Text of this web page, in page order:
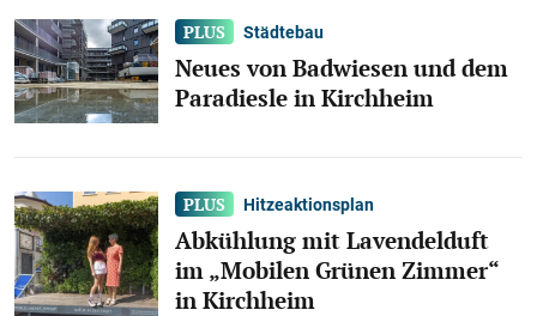
Städtebau
Neues von Badwiesen und dem
Paradiesle in Kirchheim
Hitzeaktionsplan
Abkühlung mit Lavendelduft
im „Mobilen Grünen Zimmer“
in Kirchheim